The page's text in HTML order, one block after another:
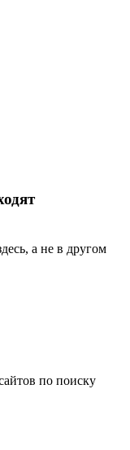
а не в другом
по поиску